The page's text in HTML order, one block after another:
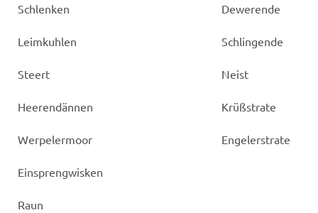
Schlenken Dewerende
Leimkuhlen Schlingende
Steert Neist
Heerendännen Krüßstrate
Werpelermoor Engelerstrate
Einsprengwisken
Raun